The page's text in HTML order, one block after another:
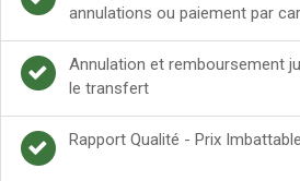
annulations ou paiement par
Annulation et remboursement
le transfert
Rapport Qualité - Prix Imbattable